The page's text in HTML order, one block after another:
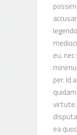
eu,
per. Id
ea